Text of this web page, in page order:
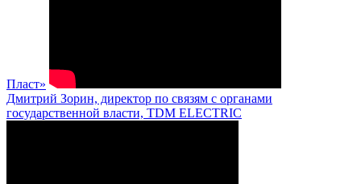
Пласт»
Дмитрий Зорин, директор по связям с органами
государственной власти, TDM ELECTRIC